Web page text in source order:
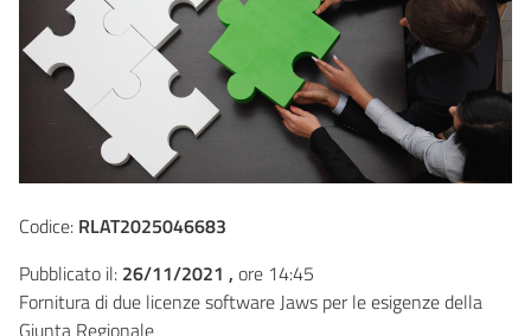
Codice: RLAT2025046683
Pubblicato il: 26/11/2021 , ore 14:45
Fornitura di due licenze software Jaws per le esigenze della